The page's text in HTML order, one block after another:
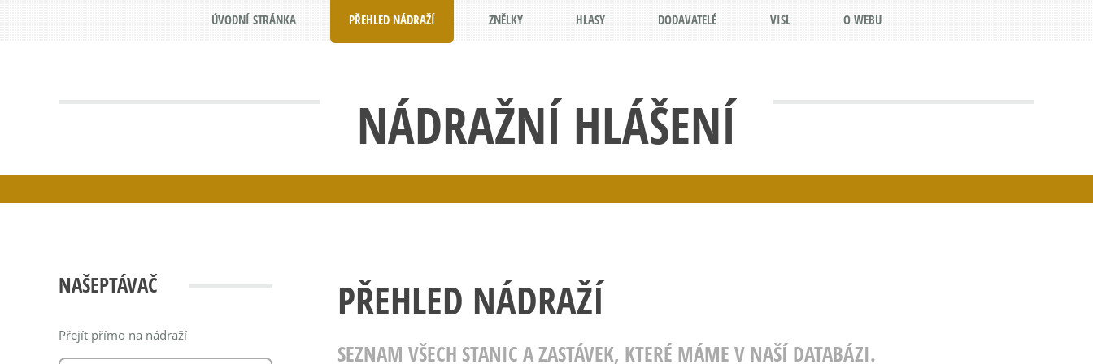
NÁDRAŽNÍ HLÁŠENÍ
ÚVODNÍ STRÁNKA PŘEHLED NÁDRAŽÍ ZNĚLKY HLASY DODAVATELÉ VISL O WEBU
NAŠEPTÁVAČ
Přejít přímo na nádraží
PŘEHLED NÁDRAŽÍ
SEZNAM VŠECH STANIC A ZASTÁVEK, KTERÉ MÁME V NAŠÍ DATABÁZI.